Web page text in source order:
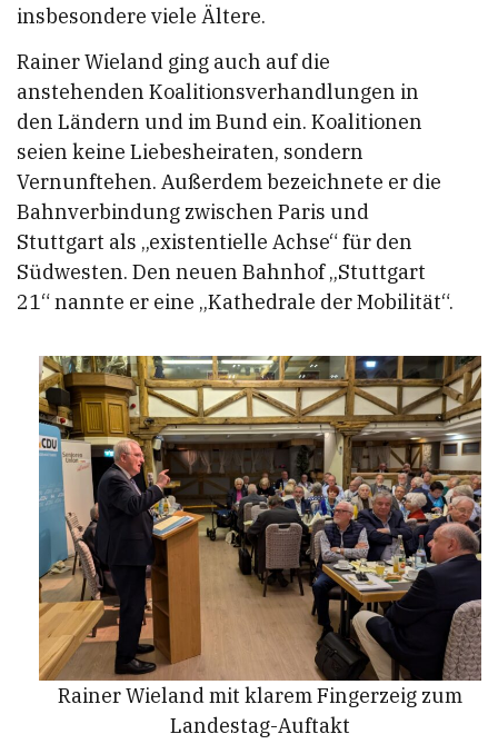
insbesondere viele Ältere.
Rainer Wieland ging auch auf die
anstehenden Koalitionsverhandlungen in
den Ländern und im Bund ein. Koalitionen
seien keine Liebesheiraten, sondern
Vernunftehen. Außerdem bezeichnete er die
Bahnverbindung zwischen Paris und
Stuttgart als „existentielle Achse“ für den
Südwesten. Den neuen Bahnhof „Stuttgart
21“ nannte er eine „Kathedrale der Mobilität“.
Rainer Wieland mit klarem Fingerzeig zum
Landestag-Auftakt